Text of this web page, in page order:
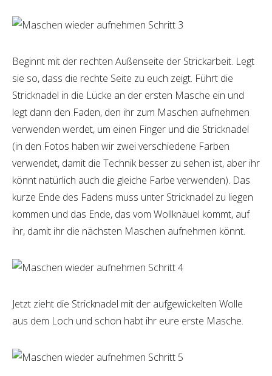
Beginnt mit der rechten Außenseite der Strickarbeit. Legt
sie so, dass die rechte Seite zu euch zeigt. Führt die
Stricknadel in die Lücke an der ersten Masche ein und
legt dann den Faden, den ihr zum Maschen aufnehmen
verwenden werdet, um einen Finger und die Stricknadel
(in den Fotos haben wir zwei verschiedene Farben
verwendet, damit die Technik besser zu sehen ist, aber ihr
könnt natürlich auch die gleiche Farbe verwenden). Das
kurze Ende des Fadens muss unter Stricknadel zu liegen
kommen und das Ende, das vom Wollknäuel kommt, auf
ihr, damit ihr die nächsten Maschen aufnehmen könnt.
Jetzt zieht die Stricknadel mit der aufgewickelten Wolle
aus dem Loch und schon habt ihr eure erste Masche.